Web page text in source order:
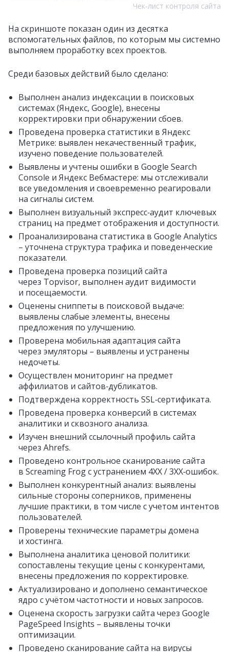
Чек-лист контроля сайта
На скриншоте показан один из десятка
вспомогательных файлов, по которым мы системно
выполняем проработку всех проектов.
Среди базовых действий было сделано:
Выполнен анализ индексации в поисковых
системах (Яндекс, Google), внесены
корректировки при обнаружении сбоев.
Проведена проверка статистики в Яндекс
Метрике: выявлен некачественный трафик,
изучено поведение пользователей.
Выявлены и учтены ошибки в Google Search
Console и Яндекс Вебмастере: мы отслеживали
все уведомления и своевременно реагировали
на сигналы систем.
Выполнен визуальный экспресс‑аудит ключевых
страниц на предмет отображения и доступности.
Проанализирована статистика в Google Analytics
– уточнена структура трафика и поведенческие
показатели.
Проведена проверка позиций сайта
через Topvisor, выполнен аудит видимости
и посещаемости.
Оценены сниппеты в поисковой выдаче:
выявлены слабые элементы, внесены
предложения по улучшению.
Проверена мобильная адаптация сайта
через эмуляторы – выявлены и устранены
недочеты.
Осуществлен мониторинг на предмет
аффилиатов и сайтов‑дубликатов.
Подтверждена корректность SSL‑сертификата.
Проведена проверка конверсий в системах
аналитики и сквозного анализа.
Изучен внешний ссылочный профиль сайта
через Ahrefs.
Проведено контрольное сканирование сайта
в Screaming Frog с устранением 4ХХ / 3ХХ‑ошибок.
Выполнен конкурентный анализ: выявлены
сильные стороны соперников, применены
лучшие практики, в том числе с учетом интентов
пользователей.
Проверены технические параметры домена
и хостинга.
Выполнена аналитика ценовой политики:
сопоставлены текущие цены с конкурентами,
внесены предложения по корректировке.
Актуализировано и дополнено семантическое
ядро с учётом частотности и новых запросов.
Оценена скорость загрузки сайта через Google
PageSpeed Insights – выявлены точки
оптимизации.
Проведено сканирование сайта на вирусы